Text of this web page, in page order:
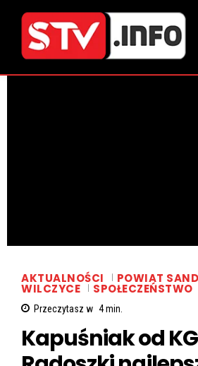
AKTUALNOŚCI POWIAT
WILCZYCE SPOŁECZEŃSTWO
Przeczytasz w 4min.
Kapuśniak od